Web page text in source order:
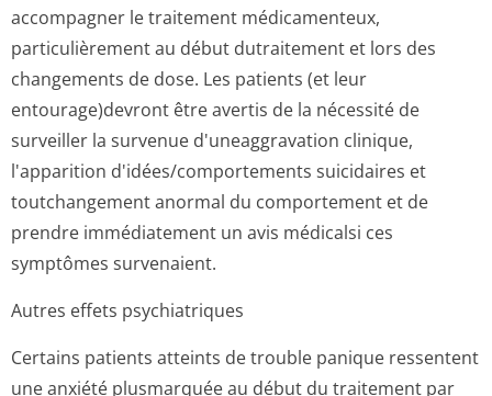
accompagner le traitement médicamenteux,
particulièrement au début dutraitement et lors des
changements de dose. Les patients (et leur
entourage)devront être avertis de la nécessité de
surveiller la survenue d'uneaggravation clinique,
l'apparition d'idées/compor­tements suicidaires et
toutchangement anormal du comportement et de
prendre immédiatement un avis médicalsi ces
symptômes survenaient.
Autres effets psychiatriques
Certains patients atteints de trouble panique ressentent
une anxiété plusmarquée au début du traitement par